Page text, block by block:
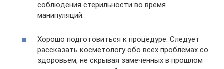
соблюдения стерильности во время
манипуляций.
Хорошо подготовиться к процедуре. Следует
рассказать косметологу обо всех проблемах со
здоровьем, не скрывая замеченных в прошлом